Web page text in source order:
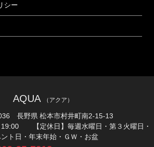
シー
AQUA （アクア）
長野県 松本市村井町南2-15-13
19:00 【定休日】毎週水曜日・第３火曜日・
ト日・年末年始・ＧＷ・お盆